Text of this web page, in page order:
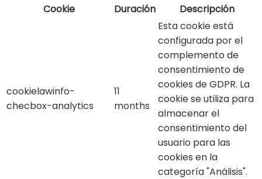
Cookie
Duración Descripción
cookielawinfo-
checbox-analytics
11
months
Esta cookie está
configurada por el
complemento de
consentimiento de
cookies de GDPR. La
cookie se utiliza para
almacenar el
consentimiento del
usuario para las
cookies en la
categoría "Análisis".